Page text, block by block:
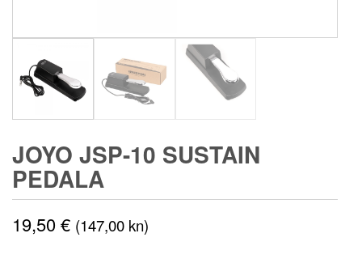
JOYO JSP-10 SUSTAIN
PEDALA
19,50€ (147,00 kn)